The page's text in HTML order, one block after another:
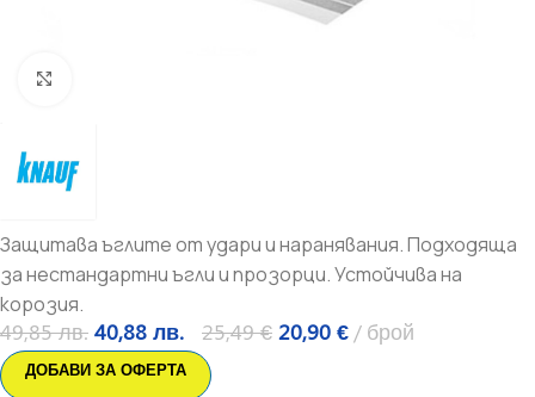
Защитава ъглите от удари и наранявания. Подходяща
за нестандартни ъгли и прозорци. Устойчива на
корозия.
49,85лв. 40,88 лв. 25,49€ 20,90 € брой
ДОБАВИ ЗА ОФЕРТА